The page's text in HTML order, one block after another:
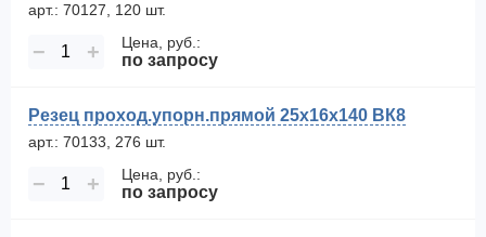
арт.: 70127, 120 шт.
− + Цена, руб.:
по запросу
Резец проход.упорн.прямой 25х16х140 ВК8
арт.: 70133, 276 шт.
− + Цена, руб.:
по запросу